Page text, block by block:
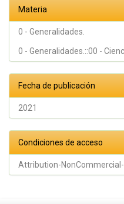
Materia
0 - Generalidades.
0 - Generalidades.::00 -
Fecha de publicación
2021
Condiciones de acceso
Attribution-NonCommercial-